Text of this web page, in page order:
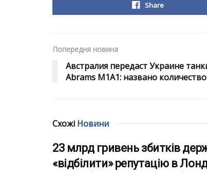
Share
Попередня новина
Австралия передаст Украине
Abrams M1A1: названо количество
Схожі Новини
23 млрд гривень збитків
«відбілити» репутацію в